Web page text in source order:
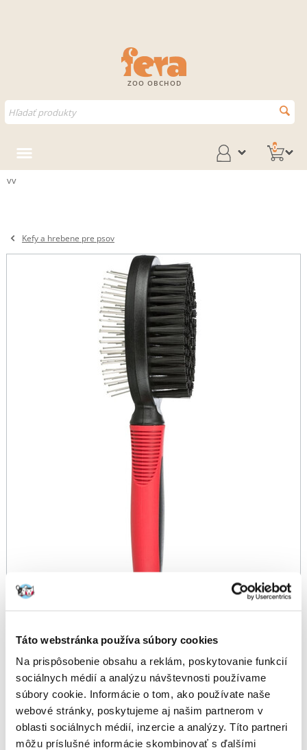
Táto webstránka používa súbory cookies
Na prispôsobenie obsahu a reklám, poskytovanie funkcií
sociálnych médií a analýzu návštevnosti používame
súbory cookie. Informácie o tom, ako používate naše
webové stránky, poskytujeme aj našim partnerom v
oblasti sociálnych médií, inzercie a analýzy. Títo partneri
môžu príslušné informácie skombinovať s ďalšími
ZOO OBCHOD
0
vv
Kefy a hrebene pre psov
Napísať recenziu
€5.54
ODOSIELAME DO 48HODÍN